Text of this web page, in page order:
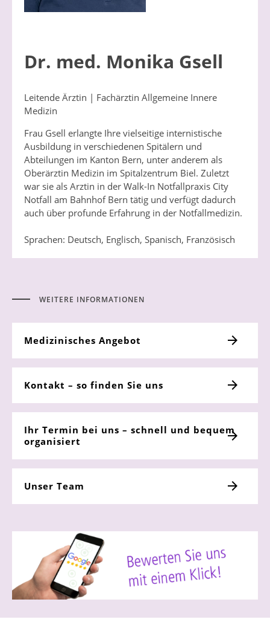
Dr. med. Monika Gsell
Leitende Ärztin | Fachärztin Allgemeine Innere
Medizin
Frau Gsell erlangte Ihre vielseitige internistische
Ausbildung in verschiedenen Spitälern und
Abteilungen im Kanton Bern, unter anderem als
Oberärztin Medizin im Spitalzentrum Biel. Zuletzt
war sie als Arztin in der Walk-In Notfallpraxis City
Notfall am Bahnhof Bern tätig und verfügt dadurch
auch über profunde Erfahrung in der Notfallmedizin.
Sprachen: Deutsch, Englisch, Spanisch, Französisch
WEITERE INFORMATIONEN
Medizinisches Angebot
Kontakt – so finden Sie uns
Ihr Termin bei uns – schnell und bequem
organisiert
Unser Team